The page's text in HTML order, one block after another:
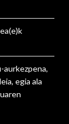
(e)k
aurkezpena,
egia ala